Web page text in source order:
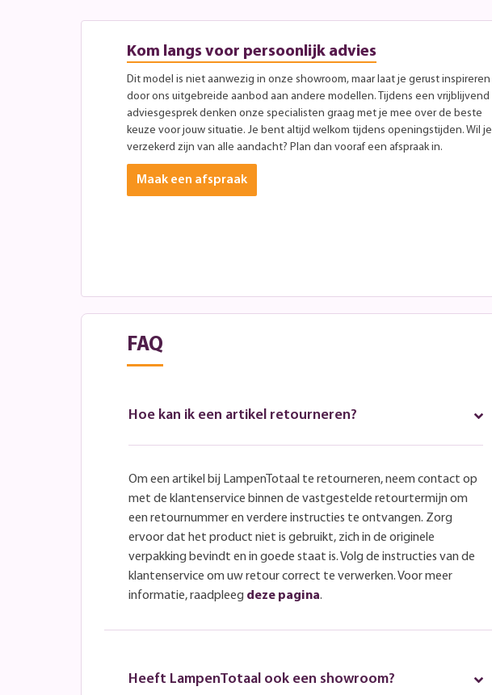
Kom langs voor persoonlijk advies
Dit model is niet aanwezig in onze showroom, maar laat je gerust inspireren
door ons uitgebreide aanbod aan andere modellen. Tijdens een vrijblijvend
adviesgesprek denken onze specialisten graag met je mee over de beste
keuze voor jouw situatie. Je bent altijd welkom tijdens openingstijden. Wil je
verzekerd zijn van alle aandacht? Plan dan vooraf een afspraak in.
Maak een afspraak
FAQ
Hoe kan ik een artikel retourneren?
Om een artikel bij LampenTotaal te retourneren, neem contact op
met de klantenservice binnen de vastgestelde retourtermijn om
een retournummer en verdere instructies te ontvangen. Zorg
ervoor dat het product niet is gebruikt, zich in de originele
verpakking bevindt en in goede staat is. Volg de instructies van de
klantenservice om uw retour correct te verwerken. Voor meer
informatie, raadpleeg deze pagina.
Heeft LampenTotaal ook een showroom?